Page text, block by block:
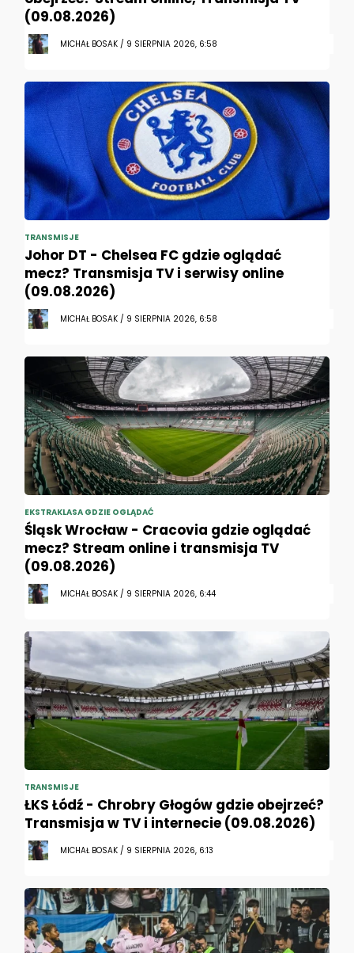
(09.08.2026)
MICHAŁ BOSAK / 9 SIERPNIA 2026, 6:58
TRANSMISJE
Johor DT - Chelsea FC gdzie oglądać
mecz? Transmisja TV i serwisy online
(09.08.2026)
MICHAŁ BOSAK / 9 SIERPNIA 2026, 6:58
EKSTRAKLASA GDZIE OGLĄDAĆ
Śląsk Wrocław - Cracovia gdzie oglądać
mecz? Stream online i transmisja TV
(09.08.2026)
MICHAŁ BOSAK / 9 SIERPNIA 2026, 6:44
TRANSMISJE
ŁKS Łódź - Chrobry Głogów gdzie obejrzeć?
Transmisja w TV i internecie (09.08.2026)
MICHAŁ BOSAK / 9 SIERPNIA 2026, 6:13